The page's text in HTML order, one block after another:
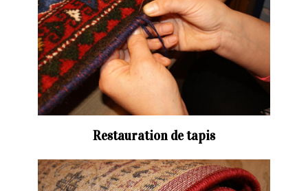
Restauration de tapis